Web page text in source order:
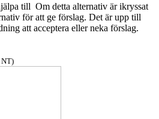
till Om detta alternativ är ikryssat
för att ge förslag. Det är upp till
att acceptera eller neka förslag.